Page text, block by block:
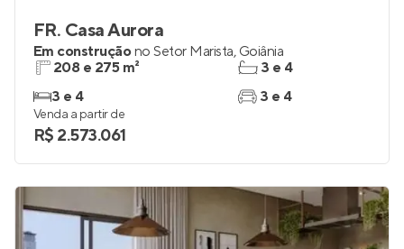
FR. Casa Aurora
Em construçãono Setor Marista, Goiânia
208 e 275 m²
3 e 4
3 e 4
3 e 4
Venda a partir de
R$ 2.573.061